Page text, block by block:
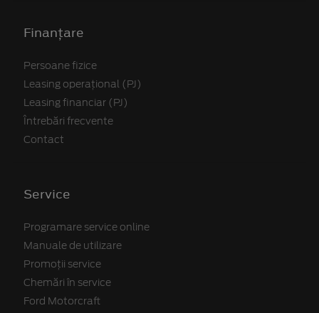
Finanțare
Persoane fizice
Leasing operațional (PJ)
Leasing financiar (PJ)
Întrebări frecvente
Contact
Service
Programare service online
Manuale de utilizare
Promoții service
Chemări în service
Ford Motorcraft